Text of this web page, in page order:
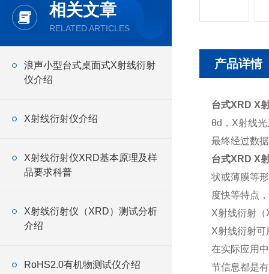
相关文章
RELATED ARTICLES
浪声小型台式桌面式X射线衍射
仪介绍
X射线衍射仪介绍
X射线衍射仪XRD基本原理及样
品要求科普
X射线衍射仪（XRD）测试分析
介绍
RoHS2.0有机物测试仪介绍
产品详情
台式XRD X
θd，X射线
最终经过数
台式XRD X
状或薄膜等
度快等特点
X射线衍射
X射线衍射
在实际应用
节信息都是